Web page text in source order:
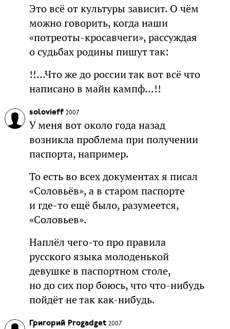
Это всё от культуры зависит. О чём
можно говорить, когда наши
«потреоты-кросавчеги», рассуждая
о судьбах родины пишут так:
!!…Что же до россии так вот всё что
написано в майн кампф…!!
solovieff 2007
У меня вот около года назад
возникла проблема при получении
паспорта, например.
То есть во всех документах я писал
«Соловьёв», а в старом паспорте
и где-то ещё было, разумеется,
«Соловьев».
Наплёл чего-то про правила
русского языка молоденькой
девушке в паспортном столе,
но до сих пор боюсь, что что-нибудь
пойдёт не так как-нибудь.
Григорий Progadget 2007